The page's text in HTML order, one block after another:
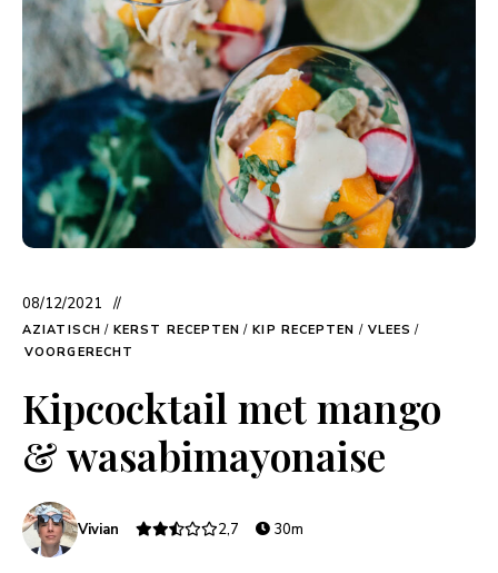
08/12/2021
AZIATISCH / KERST RECEPTEN / KIP RECEPTEN / VLEES /
VOORGERECHT
Kipcocktail met mango
& wasabimayonaise
Vivian 2,7 30m